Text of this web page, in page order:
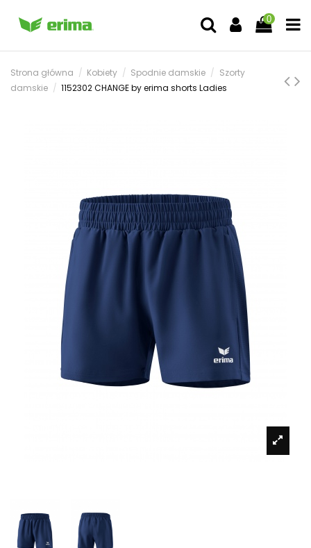
0
Strona główna Kobiety Spodnie damskie
Szorty
damskie
1152302 CHANGE by erima shorts Ladies